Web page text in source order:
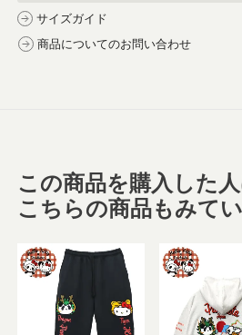
サイズガイド
商品についてのお問い合わせ
この商品を購入した
こちらの商品もみて